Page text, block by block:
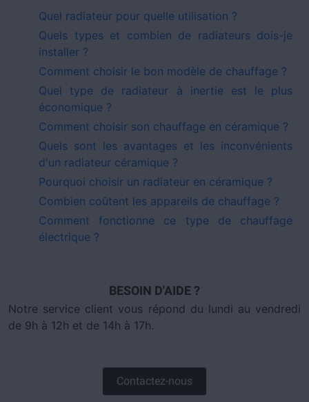
Quel radiateur pour quelle utilisation ?
Quels types et combien de radiateurs dois-je
installer ?
Comment choisir le bon modèle de chauffage ?
Quel type de radiateur à inertie est le plus
économique ?
Comment choisir son chauffage en céramique ?
Quels sont les avantages et les inconvénients
d'un radiateur céramique ?
Pourquoi choisir un radiateur en céramique ?
Combien coûtent les appareils de chauffage ?
Comment fonctionne ce type de chauffage
électrique ?
BESOIN D'AIDE ?
Notre service client vous répond du lundi au vendredi
de 9h à 12h et de 14h à 17h.
Contactez-nous